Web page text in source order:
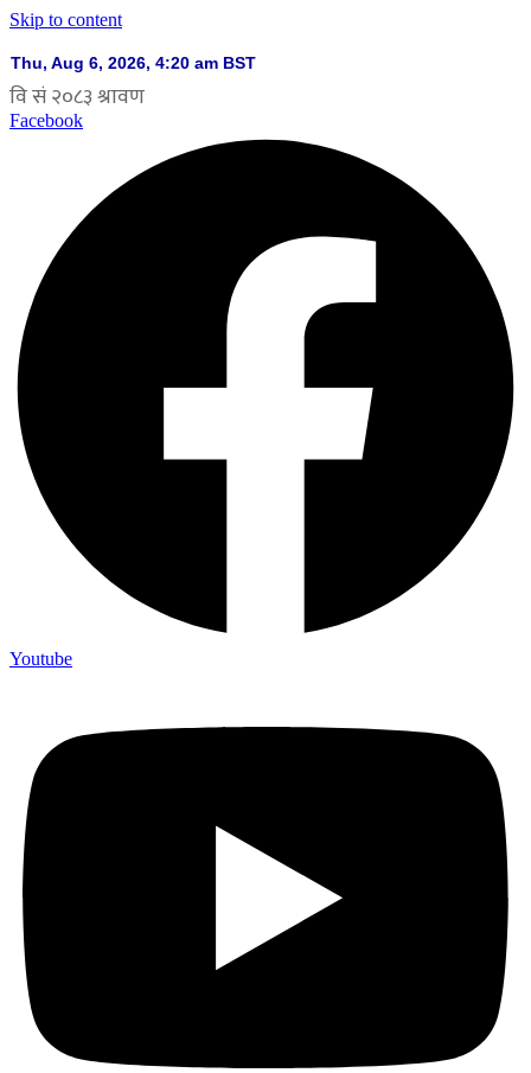
Skip to content
Facebook
Youtube